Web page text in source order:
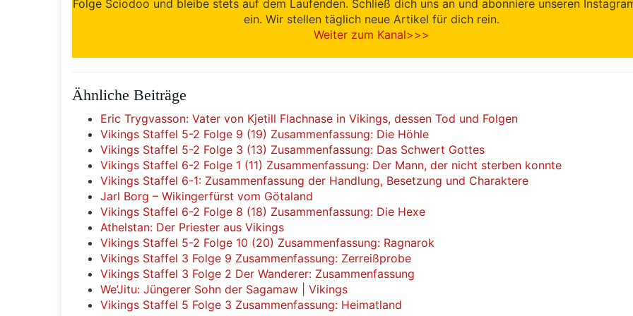
Folge Sciodoo und bleibe stets auf dem Laufenden. Schließ dich uns an und abonniere unseren
ein. Wir stellen täglich neue Artikel für dich rein.
Weiter zum Kanal>>>
Ähnliche Beiträge
Eric Trygvasson: Vater von Kjetill Flachnase in Vikings, dessen Tod und Folgen
Vikings Staffel 5-2 Folge 9 (19) Zusammenfassung: Die Höhle
Vikings Staffel 5-2 Folge 3 (13) Zusammenfassung: Das Schwert Gottes
Vikings Staffel 6-2 Folge 1 (11) Zusammenfassung: Der Mann, der nicht sterben konnte
Vikings Staffel 6-1: Zusammenfassung der Handlung, Besetzung und Charaktere
Jarl Borg – Wikingerfürst vom Götaland
Vikings Staffel 6-2 Folge 8 (18) Zusammenfassung: Die Hexe
Athelstan: Der Priester aus Vikings
Vikings Staffel 5-2 Folge 10 (20) Zusammenfassung: Ragnarok
Vikings Staffel 3 Folge 9 Zusammenfassung: Zerreißprobe
Vikings Staffel 3 Folge 2 Der Wanderer: Zusammenfassung
We’Jitu: Jüngerer Sohn der Sagamaw | Vikings
Vikings Staffel 5 Folge 3 Zusammenfassung: Heimatland